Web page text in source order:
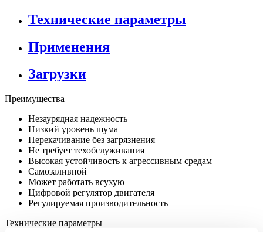
Технические параметры
Применения
Загрузки
Преимущества
Незаурядная надежность
Низкий уровень шума
Перекачивание без загрязнения
Не требует техобслуживания
Высокая устойчивость к агрессивным средам
Самозаливной
Может работать всухую
Цифровой регулятор двигателя
Регулируемая производительность
Технические параметры